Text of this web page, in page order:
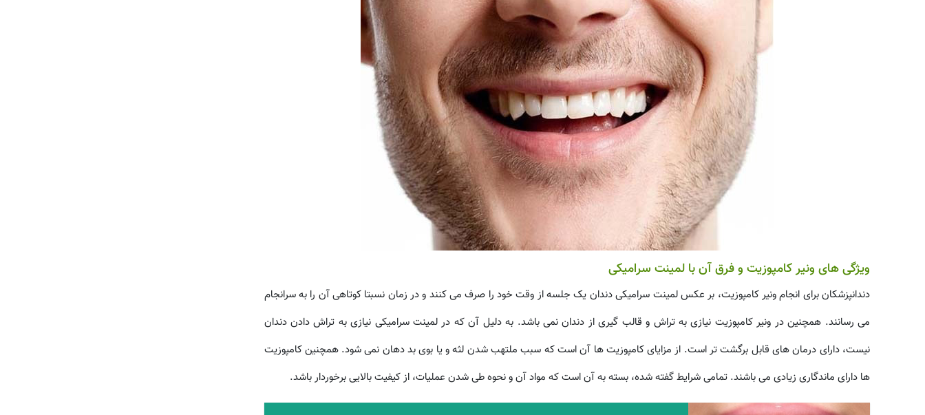
ویژگی های ونیر کامپوزیت و فرق آن با لمینت سرامیکی
دندانپزشکان برای انجام ونیر کامپوزیت، بر عکس لمینت سرامیکی دندان یک جلسه از وقت خود را صرف می کنند و در زمان نسبتا کوتاهی آن را به سرانجام
می رسانند. همچنین در ونیر کامپوزیت نیازی به تراش و قالب گیری از دندان نمی باشد. به دلیل آن که در لمینت سرامیکی نیازی به تراش دادن دندان
نیست، دارای درمان های قابل برگشت تر است. از مزایای کامپوزیت ها آن است که سبب ملتهب شدن لثه و یا بوی بد دهان نمی شود. همچنین کامپوزیت
ها دارای ماندگاری زیادی می باشند. تمامی شرایط گفته شده، بسته به آن است که مواد آن و نحوه طی شدن عملیات، از کیفیت بالایی برخوردار باشد.